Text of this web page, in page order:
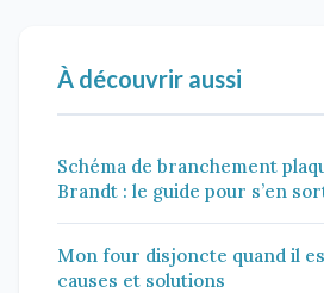
À découvrir aussi
Schéma de branchement
Brandt : le guide pour s’en
Mon four disjoncte quand il
causes et solutions